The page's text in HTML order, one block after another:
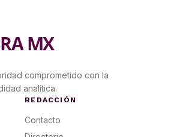
MX
comprometido con la
analítica.
REDACCIÓN
Contacto